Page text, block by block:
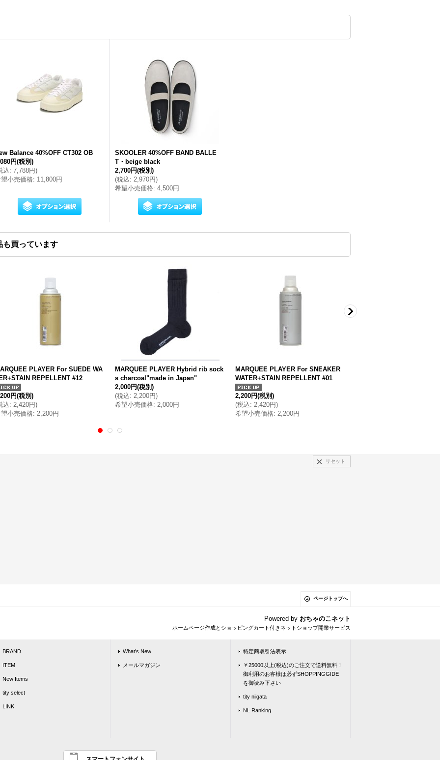
Balance 40%OFF CT302 OB
円(税別)
込: 7,788円)
小売価格: 11,800円
SKOOLER 40%OFF BAND BALLE
T・beige black
2,700円(税別)
(税込: 2,970円)
希望小売価格: 4,500円
も買っています
PLAYER For SUEDE WA
REPELLENT #12
円(税別)
込: 2,420円)
小売価格: 2,200円
MARQUEE PLAYER Hybrid rib sock
s charcoal"made in Japan"
2,000円(税別)
(税込: 2,200円)
希望小売価格: 2,000円
MARQUEE PLAYER For SNEAKER
WATER+STAIN REPELLENT #01
2,200円(税別)
(税込: 2,420円)
希望小売価格: 2,200円
リセット
ページトップへ
Powered by おちゃのこネット
ホームページ作成とショッピングカート付きネットショップ開業サービス
BRAND
ITEM
New Items
tity select
LINK
What's New
メールマガジン
特定商取引法表示
￥25000以上(税込)のご注文で送料無料！
御利用のお客様は必ずSHOPPINGGIDE
を御読み下さい
tity niigata
NL Ranking